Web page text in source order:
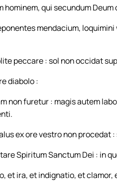
hominem, qui secundum
mendacium,
peccare : sol non occidat
diabolo :
non furetur : magis autem
ex ore vestro non
Spiritum Sanctum Dei : in
et ira, et indignatio, et